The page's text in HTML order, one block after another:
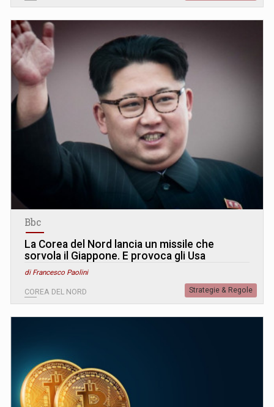
Bbc
La Corea del Nord lancia un missile che
sorvola il Giappone. E provoca gli Usa
di Francesco Paolini
COREA DEL NORD Strategie & Regole